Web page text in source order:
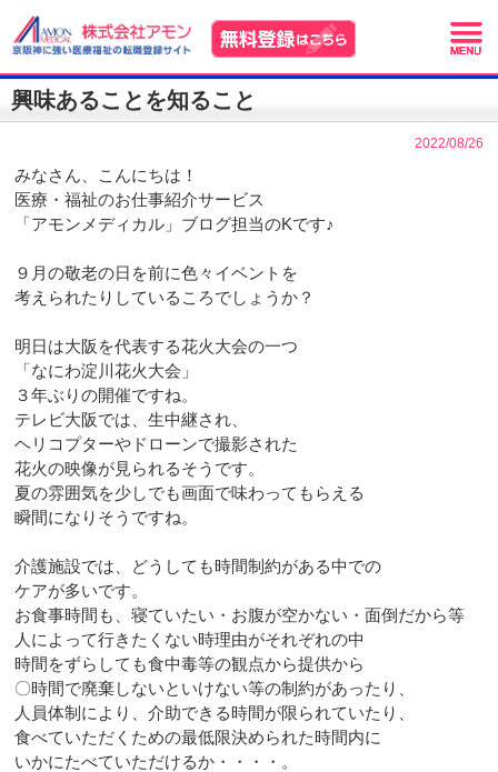
興味あることを知ること
2022/08/26
みなさん、こんにちは！
医療・福祉のお仕事紹介サービス
「アモンメディカル」ブログ担当のKです♪
９月の敬老の日を前に色々イベントを
考えられたりしているころでしょうか？
明日は大阪を代表する花火大会の一つ
「なにわ淀川花火大会」
３年ぶりの開催ですね。
テレビ大阪では、生中継され、
ヘリコプターやドローンで撮影された
花火の映像が見られるそうです。
夏の雰囲気を少しでも画面で味わってもらえる
瞬間になりそうですね。
介護施設では、どうしても時間制約がある中での
ケアが多いです。
お食事時間も、寝ていたい・お腹が空かない・面倒だから等
人によって行きたくない時理由がそれぞれの中
時間をずらしても食中毒等の観点から提供から
〇時間で廃棄しないといけない等の制約があったり、
人員体制により、介助できる時間が限られていたり、
食べていただくための最低限決められた時間内に
いかにたべていただけるか・・・・。